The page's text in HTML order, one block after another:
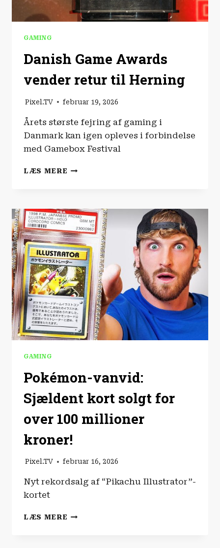
GAMING
Danish Game Awards
vender retur til Herning
Pixel.TV februar 19, 2026
Årets største fejring af gaming i
Danmark kan igen opleves i forbindelse
med Gamebox Festival
LÆS MERE DANISH
RETUR
TIL
HERNING
GAMING
Pokémon-vanvid:
Sjældent kort solgt for
over 100 millioner
kroner!
Pixel.TV februar 16, 2026
Nyt rekordsalg af “Pikachu Illustrator”-
kortet
LÆS MERE POKÉMON-